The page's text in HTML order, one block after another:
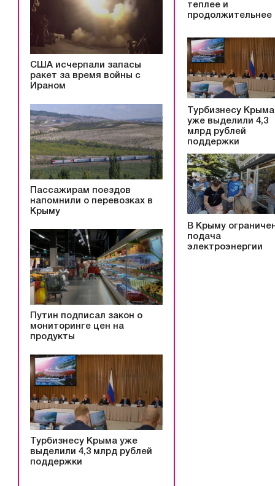
США исчерпали запасы
ракет за время войны с
Ираном
Пассажирам поездов
напомнили о перевозках в
Крыму
Путин подписал закон о
мониторинге цен на
продукты
Турбизнесу Крыма уже
выделили 4,3 млрд рублей
поддержки
теплее и
продолжительнее
Турбизнесу Крыма
уже выделили 4,3
млрд рублей
поддержки
В Крыму
подача
электроэнергии